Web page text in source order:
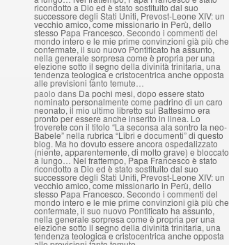
ricondotto a Dio ed è stato sostituito dal suo
successore degli Stati Uniti, Prevost-Leone XIV: un
vecchio amico, come missionario in Perù, dello
stesso Papa Francesco. Secondo i commenti del
mondo intero e le mie prime convinzioni già più che
confermate, il suo nuovo Pontificato ha assunto,
nella generale sorpresa come è propria per una
elezione sotto il segno della divinità trinitaria, una
tendenza teologica e cristocentrica anche opposta
alle previsioni tanto temute…
paolo dans Da pochi mesi, dopo essere stato
nominato personalmente come padrino di un caro
neonato, il mio ultimo libretto sul Battesimo era
pronto per essere anche inserito in linea. Lo
troverete con il titolo “La seconsa ala sontro la neo-
Babele” nella rubrica “Libri e documenti” di questo
blog. Ma ho dovuto essere ancora ospedalizzato
(niente, apparentemente, di molto grave) e bloccato
a lungo… Nel frattempo, Papa Francesco è stato
ricondotto a Dio ed è stato sostituito dal suo
successore degli Stati Uniti, Prevost-Leone XIV: un
vecchio amico, come missionario in Perù, dello
stesso Papa Francesco. Secondo i commenti del
mondo intero e le mie prime convinzioni già più che
confermate, il suo nuovo Pontificato ha assunto,
nella generale sorpresa come è propria per una
elezione sotto il segno della divinità trinitaria, una
tendenza teologica e cristocentrica anche opposta